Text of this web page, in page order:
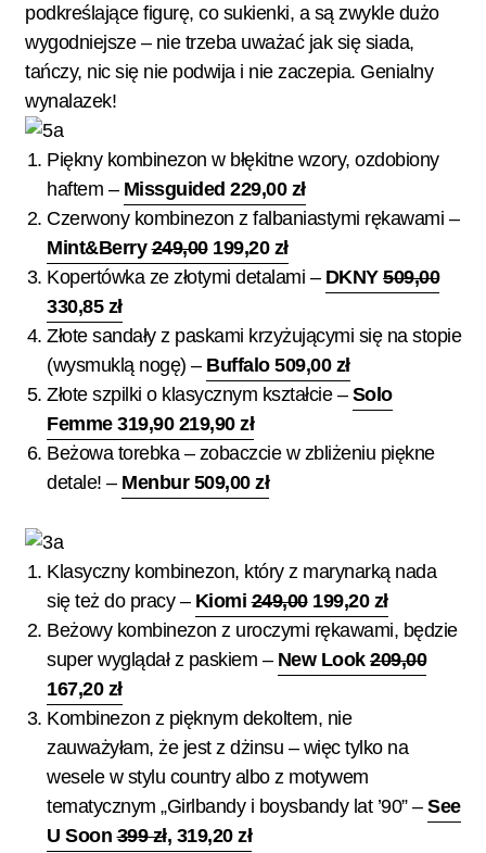
podkreślające figurę, co sukienki, a są zwykle dużo
wygodniejsze – nie trzeba uważać jak się siada,
tańczy, nic się nie podwija i nie zaczepia. Genialny
wynalazek!
Piękny kombinezon w błękitne wzory, ozdobiony
haftem – Missguided 229,00 zł
Czerwony kombinezon z falbaniastymi rękawami –
Mint&Berry249,00199,20 zł
Kopertówka ze złotymi detalami – DKNY 509,00
330,85 zł
Złote sandały z paskami krzyżującymi się na stopie
(wysmuklą nogę) – Buffalo 509,00 zł
Złote szpilki o klasycznym kształcie – Solo
Femme 319,90 219,90 zł
Beżowa torebka – zobaczcie w zbliżeniu piękne
detale! – Menbur 509,00 zł
Klasyczny kombinezon, który z marynarką nada
się też do pracy – Kiomi249,00199,20 zł
Beżowy kombinezon z uroczymi rękawami, będzie
super wyglądał z paskiem – New Look 209,00
167,20 zł
Kombinezon z pięknym dekoltem, nie
zauważyłam, że jest z dżinsu – więc tylko na
wesele w stylu country albo z motywem
tematycznym „Girlbandy i boysbandy lat ’90” – See
U Soon399 zł, 319,20 zł